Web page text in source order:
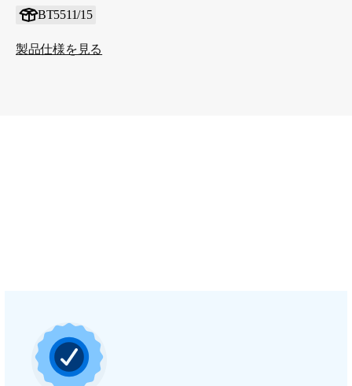
BT5511/15
製品仕様を見る